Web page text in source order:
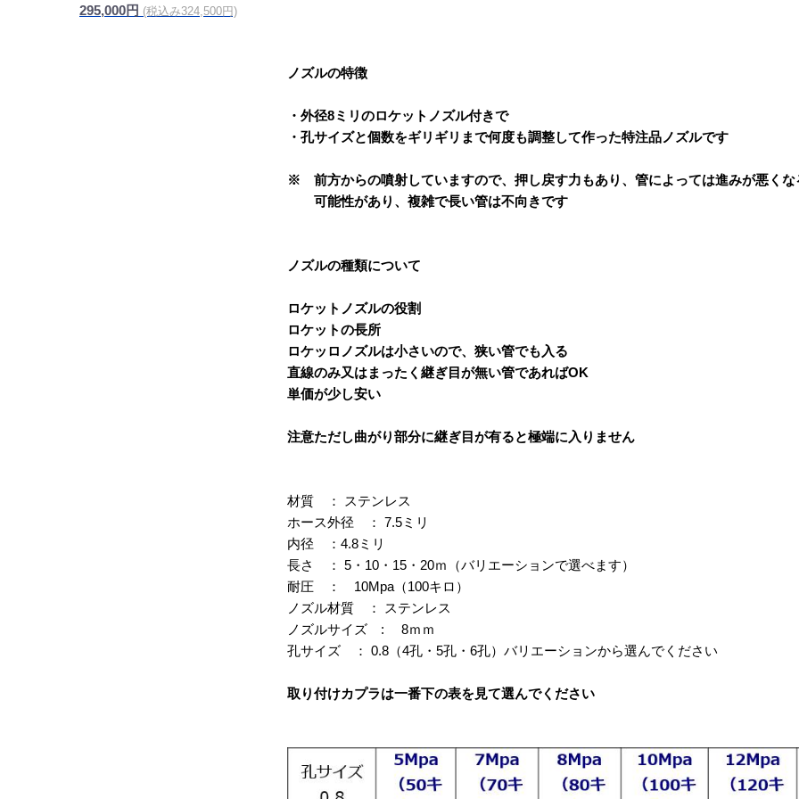
ノズルの特徴
・外径8ミリのロケットノズル付きで
・孔サイズと個数をギリギリまで何度も調整して作った特注品ノズルです
※ 前方からの噴射していますので、押し戻す力もあり、管によっては進みが悪くな
可能性があり、複雑で長い管は不向きです
ノズルの種類について
ロケットノズルの役割
ロケットの長所
ロケッロノズルは小さいので、狭い管でも入る
直線のみ又はまったく継ぎ目が無い管であればOK
単価が少し安い
注意ただし曲がり部分に継ぎ目が有ると極端に入りません
材質 ： ステンレス
ホース外径 ： 7.5ミリ
内径 ：4.8ミリ
長さ ： 5・10・15・20ｍ（バリエーションで選べます）
耐圧 ： 10Mpa（100キロ）
ノズル材質 ： ステンレス
ノズルサイズ : 8ｍｍ
孔サイズ ： 0.8（4孔・5孔・6孔）バリエーションから選んでください
取り付けカプラは一番下の表を見て選んでください
295,000円 (税込み324,500円)